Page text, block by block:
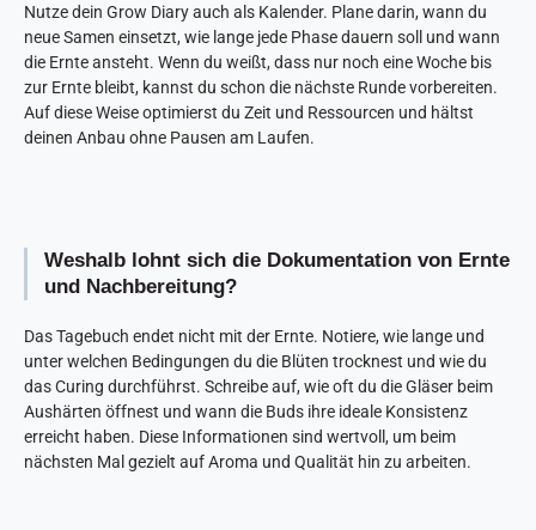
Nutze dein Grow Diary auch als Kalender. Plane darin, wann du
neue Samen einsetzt, wie lange jede Phase dauern soll und wann
die Ernte ansteht. Wenn du weißt, dass nur noch eine Woche bis
zur Ernte bleibt, kannst du schon die nächste Runde vorbereiten.
Auf diese Weise optimierst du Zeit und Ressourcen und hältst
deinen Anbau ohne Pausen am Laufen.
Weshalb lohnt sich die Dokumentation von Ernte
und Nachbereitung?
Das Tagebuch endet nicht mit der Ernte. Notiere, wie lange und
unter welchen Bedingungen du die Blüten trocknest und wie du
das Curing durchführst. Schreibe auf, wie oft du die Gläser beim
Aushärten öffnest und wann die Buds ihre ideale Konsistenz
erreicht haben. Diese Informationen sind wertvoll, um beim
nächsten Mal gezielt auf Aroma und Qualität hin zu arbeiten.